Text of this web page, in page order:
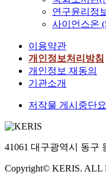
연구윤리정
사이언스온
이용약관
개인정보처리방침
개인정보 재동의
기관소개
저작물 게시중단
41061 대구광역시 동구
Copyright© KERIS. ALL